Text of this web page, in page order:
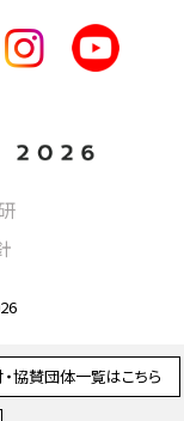
協賛団体一覧はこちら